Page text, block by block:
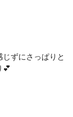
ずにさっぱりと
💕